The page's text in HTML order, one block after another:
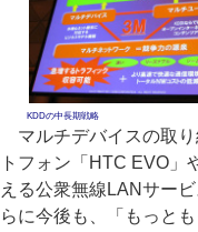
KDDの中長期戦略
マルチデバイスの取り
トフォン「HTC EVO」
える公衆無線LANサー
らに今後も、「もっと